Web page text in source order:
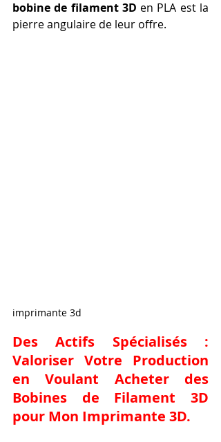
bobine de filament 3D en PLA est la
pierre angulaire de leur offre.
imprimante 3d
Des Actifs Spécialisés :
Valoriser Votre Production
en Voulant Acheter des
Bobines de Filament 3D
pour Mon Imprimante 3D.